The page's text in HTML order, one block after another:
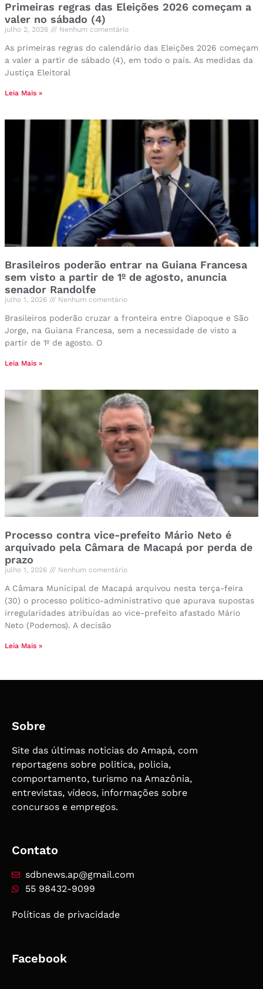
Primeiras regras das Eleições 2026 começam a
valer no sábado (4)
julho 2, 2026 Nenhum comentário
As primeiras regras do calendário das Eleições 2026 começam
a valer a partir de sábado (4), em todo o país. As medidas da
Justiça Eleitoral
Leia Mais »
Brasileiros poderão entrar na Guiana Francesa
sem visto a partir de 1º de agosto, anuncia
senador Randolfe
julho 1, 2026 Nenhum comentário
Brasileiros poderão cruzar a fronteira entre Oiapoque e São
Jorge, na Guiana Francesa, sem a necessidade de visto a
partir de 1º de agosto. O
Leia Mais »
Processo contra vice-prefeito Mário Neto é
arquivado pela Câmara de Macapá por perda de
prazo
julho 1, 2026 Nenhum comentário
A Câmara Municipal de Macapá arquivou nesta terça-feira
(30) o processo político-administrativo que apurava supostas
irregularidades atribuídas ao vice-prefeito afastado Mário
Neto (Podemos). A decisão
Leia Mais »
Sobre
Site das últimas noticias do Amapá, com
reportagens sobre politica, policia,
comportamento, turismo na Amazônia,
entrevistas, vídeos, informações sobre
concursos e empregos.
Contato
sdbnews.ap@gmail.com
55 98432-9099
Políticas de privacidade
Facebook